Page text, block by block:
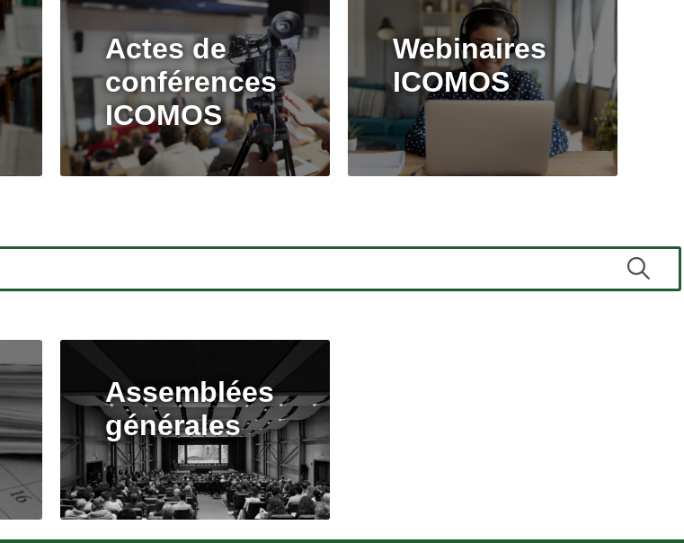
Actes de
conférences
ICOMOS
Webinaires
ICOMOS
Assemblées
générales